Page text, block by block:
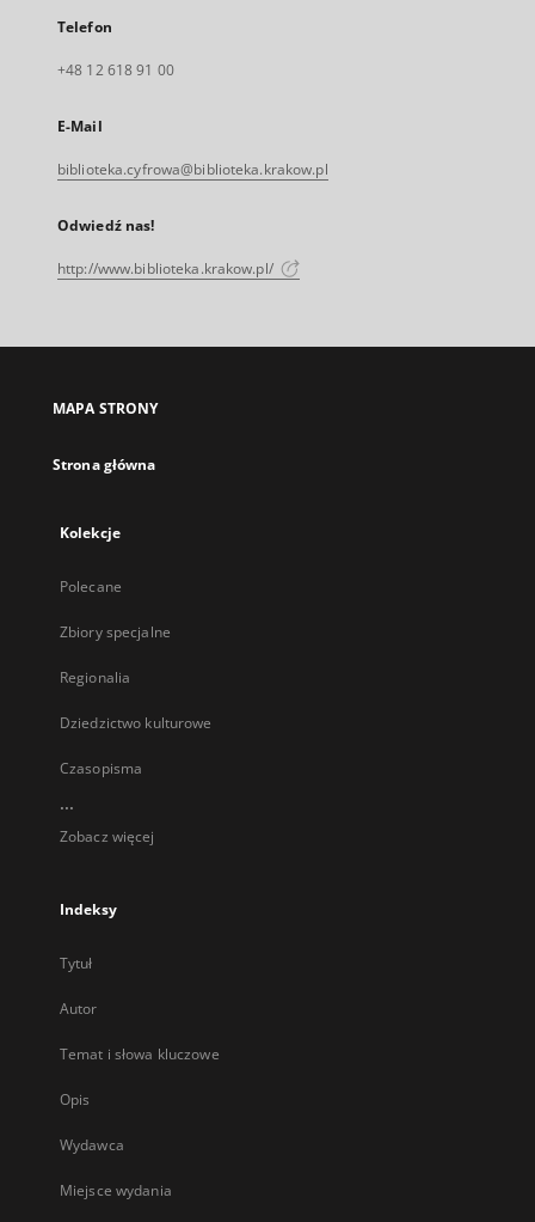
Telefon
+48 12 618 91 00
E-Mail
biblioteka.cyfrowa@biblioteka.krakow.pl
Odwiedź nas!
http://www.biblioteka.krakow.pl/
MAPA STRONY
Strona główna
Kolekcje
Polecane
Zbiory specjalne
Regionalia
Dziedzictwo kulturowe
Czasopisma
...
Zobacz więcej
Indeksy
Tytuł
Autor
Temat i słowa kluczowe
Opis
Wydawca
Miejsce wydania